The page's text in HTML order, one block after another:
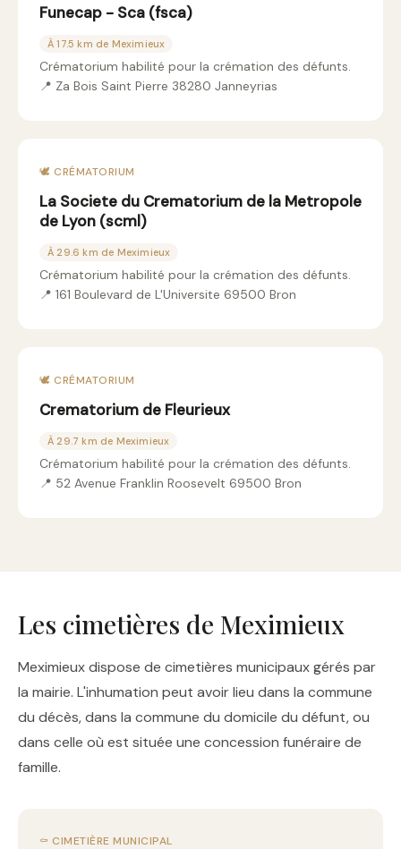
Funecap - Sca (fsca)
À 17.5 km de Meximieux
Crématorium habilité pour la crémation des défunts.
📍 Za Bois Saint Pierre 38280 Janneyrias
🕊️ CRÉMATORIUM
La Societe du Crematorium de la Metropole
de Lyon (scml)
À 29.6 km de Meximieux
Crématorium habilité pour la crémation des défunts.
📍 161 Boulevard de L'Universite 69500 Bron
🕊️ CRÉMATORIUM
Crematorium de Fleurieux
À 29.7 km de Meximieux
Crématorium habilité pour la crémation des défunts.
📍 52 Avenue Franklin Roosevelt 69500 Bron
Les cimetières de Meximieux
Meximieux dispose de cimetières municipaux gérés par
la mairie. L'inhumation peut avoir lieu dans la commune
du décès, dans la commune du domicile du défunt, ou
dans celle où est située une concession funéraire de
famille.
⚰️ CIMETIÈRE MUNICIPAL